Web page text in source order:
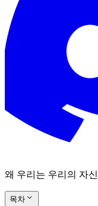
왜 우리는 우리의 자
목차